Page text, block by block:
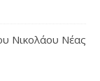
Νικολάου Νέας